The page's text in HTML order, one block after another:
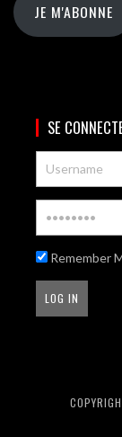
JE M'ABONNE
SE
Remember